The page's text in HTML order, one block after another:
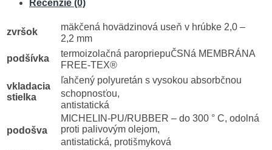
Recenzie (0)
zvršok
mäkčená hovädzinová useň v hrúbke 2,0 –
2,2 mm
podšívka
termoizolačná paropriepuČSNá MEMBRÁNA
FREE-TEX®
vkladacia
stielka
ľahčený polyuretán s vysokou absorbčnou
schopnosťou,
antistatická
podošva
MICHELIN-PU/RUBBER – do 300 ° C, odolná
proti palivovým olejom,
antistatická, protišmyková